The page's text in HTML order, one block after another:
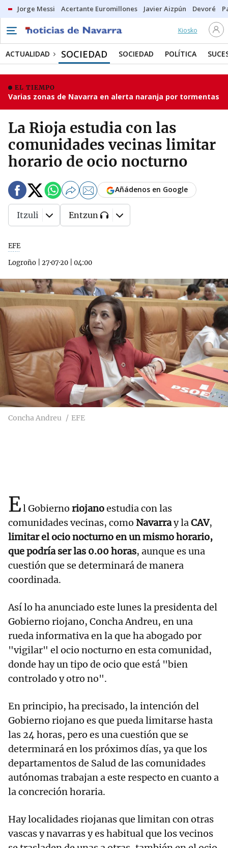
Jorge Messi Acertante Euromillones Javier Aizpún Devoré
Kiosko
ACTUALIDAD SOCIEDAD SOCIEDAD POLÍTICA
EL TIEMPO
Varias zonas de Navarra en alerta naranja por tormentas
La Rioja estudia con las
comunidades vecinas limitar
horario de ocio nocturno
EFE
Logroño
27·07·20 04:00
Añádenos en Google
Itzuli Entzun
Concha Andreu EFE
El Gobierno riojanoestudia con las
comunidades vecinas, como Navarray laCAV,
limitar el ocio nocturno en un mismo horario,
que podría ser las 0.00 horas, aunque es una
cuestión que se determinará de manera
coordinada.
Así lo ha anunciado este lunes la presidenta del
Gobierno riojano, Concha Andreu, en una
rueda informativa en la que ha abogado por
"vigilar" el ocio nocturno en esta comunidad,
donde hay un tipo de ocio que está "bien
controlado y otro no".
En principio, ha precisado, la intención del
Gobierno riojano es que pueda limitarse hasta
las 24 horas, pero es una cuestión que se
determinará en los próximos días, ya que los
departamentos de Salud de las comunidades
autónomas trabajan a este respecto en cuanto a
la concreción horaria.
Hay localidades riojanas que limitan con otras
vascas y navarras y es habitual que los vecinos